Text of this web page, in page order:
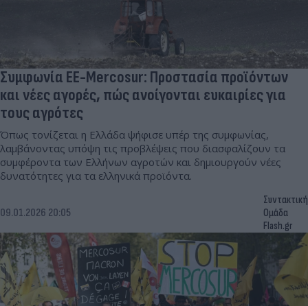
Συμφωνία ΕΕ-Mercosur: Προστασία προϊόντων
και νέες αγορές, πώς ανοίγονται ευκαιρίες για
τους αγρότες
Όπως τονίζεται η Ελλάδα ψήφισε υπέρ της συμφωνίας,
λαμβάνοντας υπόψη τις προβλέψεις που διασφαλίζουν τα
συμφέροντα των Ελλήνων αγροτών και δημιουργούν νέες
δυνατότητες για τα ελληνικά προϊόντα.
09.01.2026 20:05
Συντακτική
Ομάδα
Flash.gr